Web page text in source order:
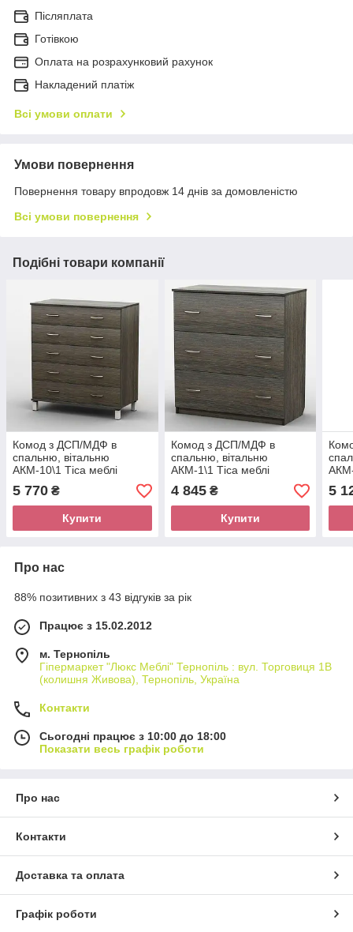
Післяплата
Готівкою
Оплата на розрахунковий рахунок
Накладений платіж
Всі умови оплати
Умови повернення
Повернення товару впродовж 14 днів за домовленістю
Всі умови повернення
Подібні товари компанії
Комод з ДСП/МДФ в
спальню, вітальню
АКМ-10\1 Тіса меблі
5 770 ₴
Купити
Комод з ДСП/МДФ в
спальню, вітальню
АКМ-1\1 Тіса меблі
4 845₴
Купити
5
Про нас
88% позитивних з 43 відгуків за рік
Працює з 15.02.2012
м. Тернопіль
Гіпермаркет "Люкс Меблі" Тернопіль : вул. Торговиця 1В
(колишня Живова), Тернопіль, Україна
Контакти
Сьогодні працює з 10:00 до 18:00
Показати весь графік роботи
Про нас
Контакти
Доставка та оплата
Графік роботи